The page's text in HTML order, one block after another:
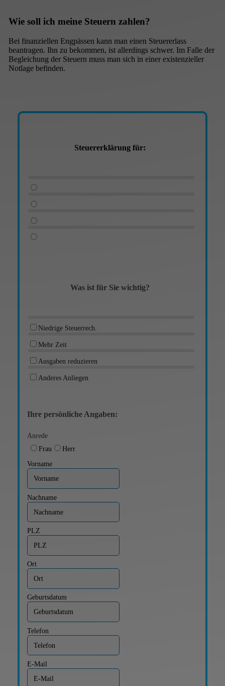
Wie soll ich meine Steuern zahlen?
Bei finanziellen Engpässen kann man einen Steuererlass
beantragen. Ihn zu bekommen, ist allerdings schwer. Im Falle der
Begleichung der Steuern muss man sich in einer existenzieller
Notlage befinden.
Steuererklärung für:
Was ist für Sie wichtig?
Niedrige Steuerrech.
Mehr Zeit
Ausgaben reduzieren
Anderes Anliegen
Ihre persönliche Angaben:
Anrede
Frau
Herr
Vorname
Nachname
PLZ
Ort
Geburtsdatum
Telefon
E-Mail